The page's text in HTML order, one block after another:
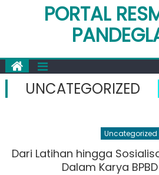
PORTAL
UNCATEGORIZED
Uncategorized
Dari Latihan hingga
Dalam Karya